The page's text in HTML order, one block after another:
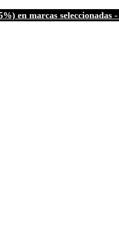
en marcas seleccionadas